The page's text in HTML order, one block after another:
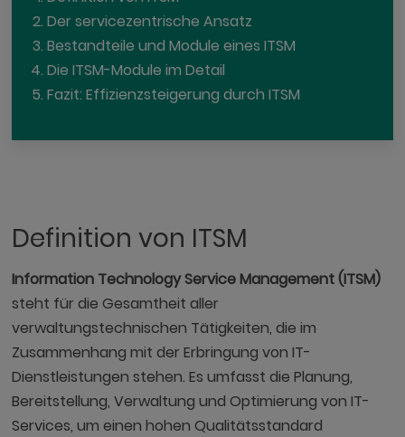
Der servicezentrische Ansatz
Bestandteile und Module eines ITSM
Die ITSM-Module im Detail
Fazit: Effizienzsteigerung durch ITSM
Definition von ITSM
Information Technology Service Management (ITSM)
steht für die Gesamtheit aller
verwaltungstechnischen Tätigkeiten, die im
Zusammenhang mit der Erbringung von IT-
Dienstleistungen stehen. Es umfasst die Planung,
Bereitstellung, Verwaltung und Optimierung von IT-
Services, um einen hohen Qualitätsstandard